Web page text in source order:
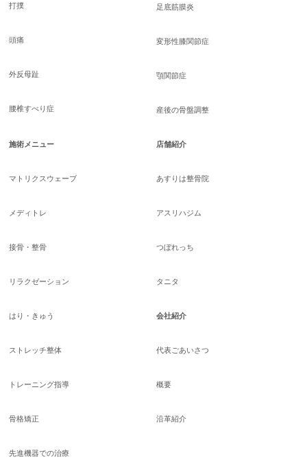
打撲
頭痛
外反母趾
腰椎すべり症
足底筋膜炎
変形性膝関節症
顎関節症
産後の骨盤調整
施術メニュー
マトリクスウェーブ
メディトレ
接骨・整骨
リラクゼーション
はり・きゅう
ストレッチ整体
トレーニング指導
骨格矯正
先進機器での治療
店舗紹介
あすりは整骨院
アスリハジム
つぼれっち
タニタ
会社紹介
代表ごあいさつ
概要
沿革紹介